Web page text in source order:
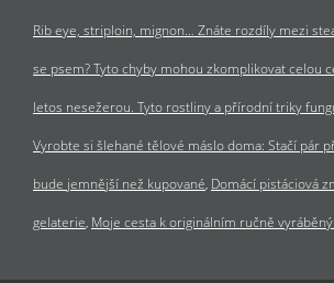
Rib eye, striploin, mignon… Znáte rozdíly mezi
se psem? Tyto chyby mohou zkomplikovat celou
letos nesežerou. Tyto rostliny a přírodní triky
Vyrobte si šlehané tělové máslo doma: Stačí pár
bude jemnější než kupované Domácí pistáciová
gelaterie Moje cesta k originálním ručně